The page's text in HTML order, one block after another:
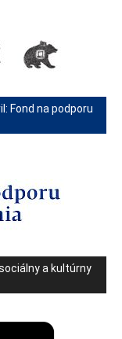
Fond na podporu
a kultúrny